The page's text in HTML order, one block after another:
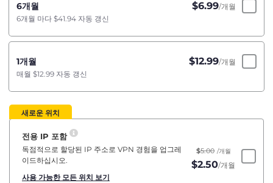
6개월 $6.99/개월
6개월 마다 $41.94 자동 갱신
1개월 $12.99/개월
매월 $12.99 자동 갱신
새로운 위치
전용 IP 포함
독점적으로 할당된 IP 주소로 VPN 경험을 업그레
이드하십시오.
사용 가능한 모든 위치 보기
$5.00 /개월
$2.50/개월